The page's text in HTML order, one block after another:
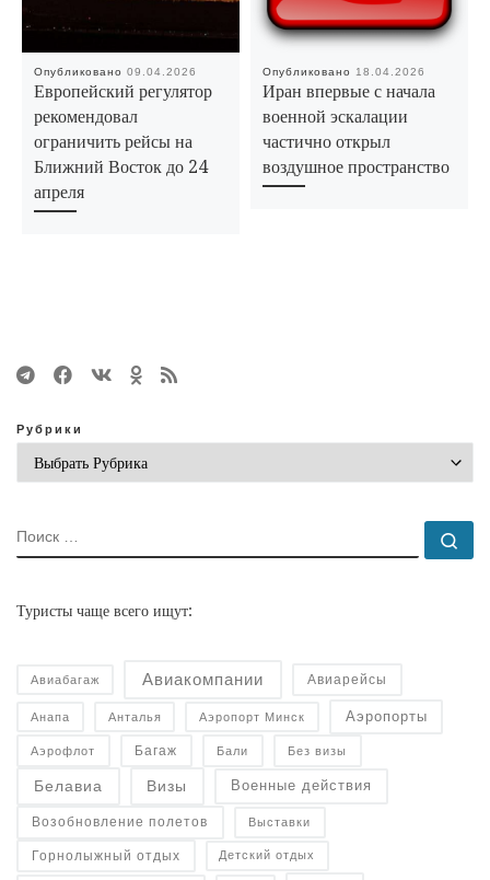
Опубликовано09.04.2026
Европейский регулятор
рекомендовал
ограничить рейсы на
Ближний Восток до 24
апреля
Опубликовано 18.04.2026
Иран впервые с начала
военной эскалации
частично открыл
воздушное пространство
Рубрики
ПОИСК
Туристы чаще всего ищут:
Авиабагаж Авиакомпании Авиарейсы
Анапа Анталья Аэропорт Минск Аэропорты
Аэрофлот Багаж Бали Без визы
Белавиа Визы Военные действия
Возобновление полетов Выставки
Горнолыжный отдых Детский отдых